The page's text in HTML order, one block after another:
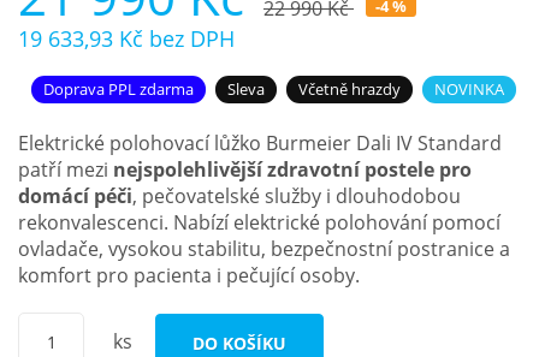
22 990 Kč -4 %
19 633,93 Kč bez DPH
Doprava PPL zdarma Sleva Včetně hrazdy NOVINKA
Elektrické polohovací lůžko Burmeier Dali IV Standard
patří mezi nejspolehlivější zdravotní postele pro
domácí péči, pečovatelské služby i dlouhodobou
rekonvalescenci. Nabízí elektrické polohování pomocí
ovladače, vysokou stabilitu, bezpečnostní postranice a
komfort pro pacienta i pečující osoby.
ks DO KOŠÍKU